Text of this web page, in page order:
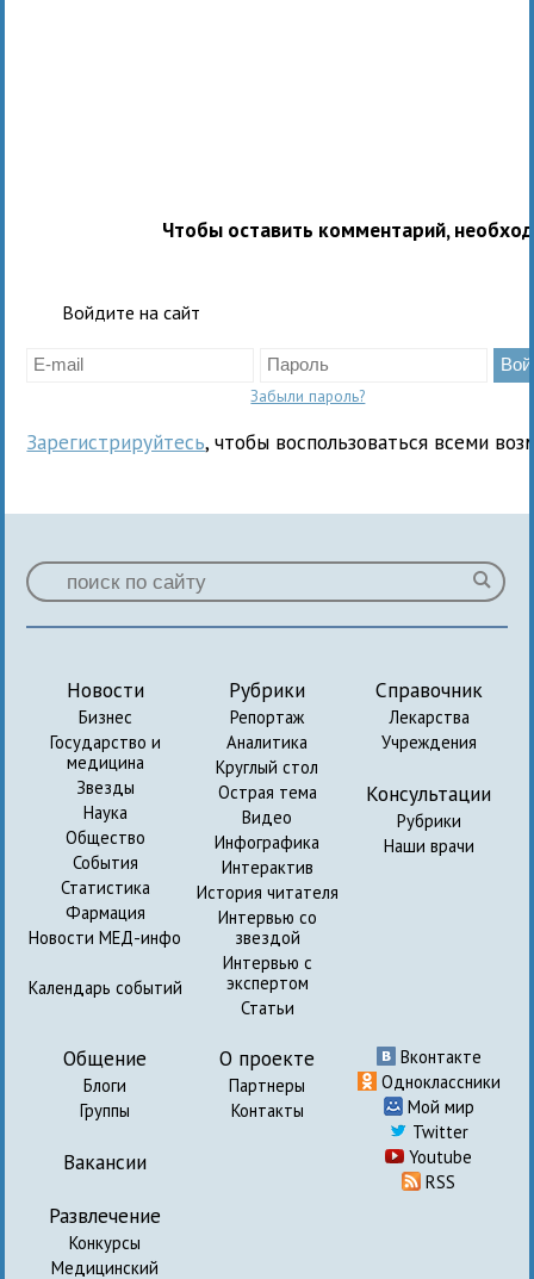
Чтобы оставить комментарий,
Войдите на сайт
Забыли пароль?
Зарегистрируйтесь, чтобы воспользоваться всеми
Новости
Бизнес
Государство и
медицина
Звезды
Наука
Общество
События
Статистика
Фармация
Новости МЕД-инфо
Календарь событий
Рубрики
Репортаж
Аналитика
Круглый стол
Острая тема
Видео
Инфографика
Интерактив
История читателя
Интервью со
звездой
Интервью с
экспертом
Статьи
Справочник
Лекарства
Учреждения
Консультации
Рубрики
Наши врачи
Общение
Блоги
Группы
Вакансии
Развлечение
Конкурсы
Медицинский
О проекте
Партнеры
Контакты
Вконтакте
Одноклассники
Мой мир
Twitter
Youtube
RSS